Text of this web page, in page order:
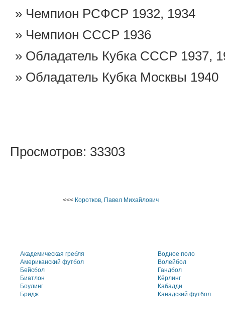
Чемпион РСФСР 1932, 1934
Чемпион СССР 1936
Обладатель Кубка СССР 1937,
Обладатель Кубка Москвы 1940
Просмотров: 33303
<<< Коротков, Павел Михайлович
Академическая гребля
Американский футбол
Бейсбол
Биатлон
Боулинг
Бридж
Водное поло
Волейбол
Гандбол
Кёрлинг
Кабадди
Канадский футбол